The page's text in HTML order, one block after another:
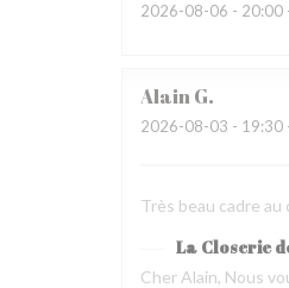
2026-08-06 - 20:00
AlainG
2026-08-03 - 19:30
Très beau cadre
La Closerie
Cher Alain, Nous